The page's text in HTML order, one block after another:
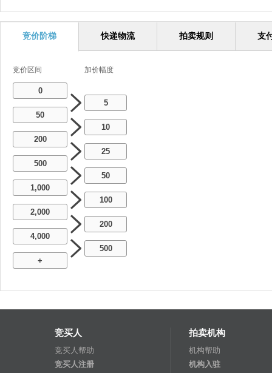
竞价阶梯 快递物流 拍卖规则 支
竞价区间 加价幅度
0
5
50
10
200
25
500
50
1,000
100
2,000
200
4,000
500
+
竞买人
竞买人帮助
竞买人注册
拍卖机构
机构帮助
机构入驻